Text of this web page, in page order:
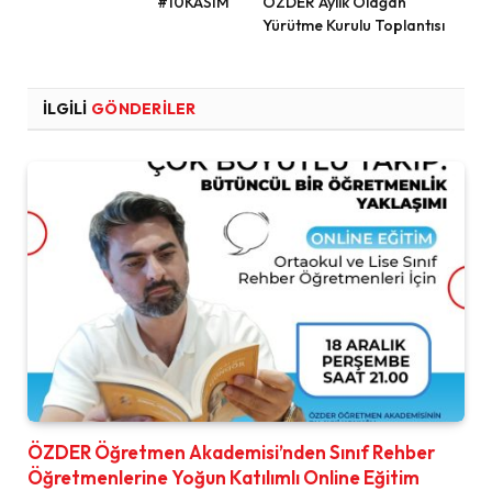
Yürütme Kurulu Toplantısı
İLGILI GÖNDERILER
ÖZDER Öğretmen Akademisi’nden Sınıf Rehber
Öğretmenlerine Yoğun Katılımlı Online Eğitim